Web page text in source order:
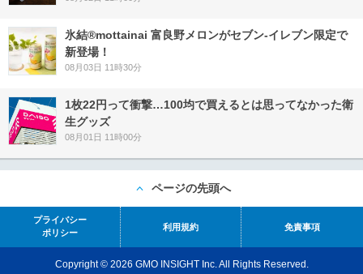
氷結®mottainai 富良野メロンがセブン‐イレブン限定で
新登場！
08月03日 11時30分
1枚22円って衝撃…100均で買えるとは思ってなかった衛
生グッズ
08月01日 11時00分
ページの先頭へ
プライバシー
ポリシー
利用規約 免責事項
Copyright © 2026 GMO INSIGHT Inc. All Rights Reserved.